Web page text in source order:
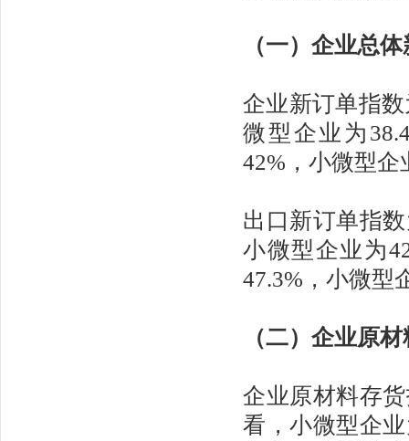
（一）企业总
企业新订单指
微型企业为
42%，小微型企
出口新订单指
小微型企业为
47.3%，小微型
（二）企业原
企业原材料存
看，小微型企